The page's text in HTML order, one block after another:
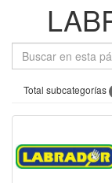
Total subcategorías